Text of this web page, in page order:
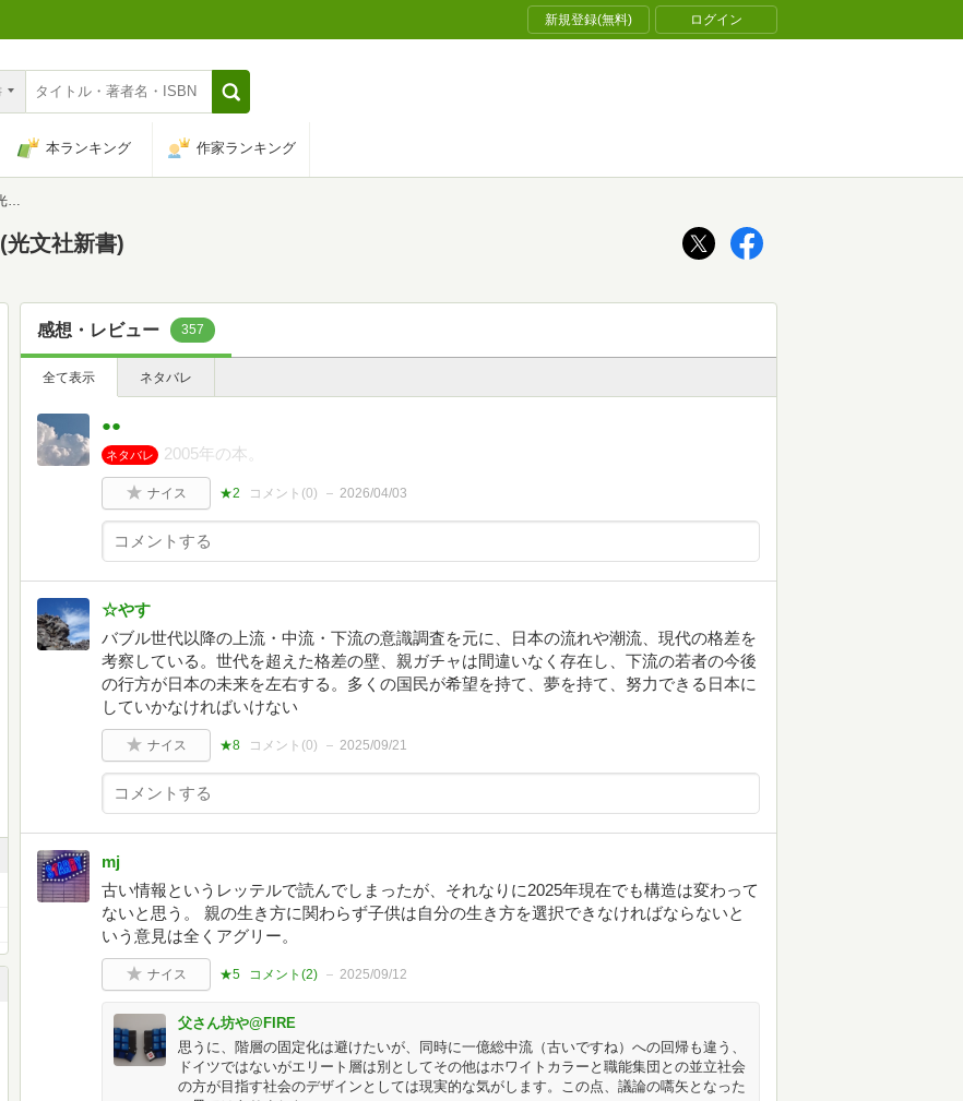
新規登録(無料) ログイン
本ランキング 作家ランキング
)
光文社新書)
感想・レビュー 357
全て表示 ネタバレ
●●
ネタバレ 2005年の本。
ナイス ★2 コメント(0) 2026/04/03
☆やす
バブル世代以降の上流・中流・下流の意識調査を元に、日本の流れや潮流、現代の格差を
考察している。世代を超えた格差の壁、親ガチャは間違いなく存在し、下流の若者の今後
の行方が日本の未来を左右する。多くの国民が希望を持て、夢を持て、努力できる日本に
していかなければいけない
ナイス ★8 コメント(0) 2025/09/21
mj
古い情報というレッテルで読んでしまったが、それなりに2025年現在でも構造は変わって
ないと思う。 親の生き方に関わらず子供は自分の生き方を選択できなければならないと
いう意見は全くアグリー。
ナイス ★5 コメント(2) 2025/09/12
父さん坊や@FIRE
思うに、階層の固定化は避けたいが、同時に一億総中流（古いですね）への回帰も違う、
ドイツではないがエリート層は別としてその他はホワイトカラーと職能集団との並立社会
の方が目指す社会のデザインとしては現実的な気がします。この点、議論の嚆矢となった